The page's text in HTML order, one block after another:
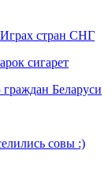
Играх стран СНГ
сигарет
граждан Беларуси
совы :)